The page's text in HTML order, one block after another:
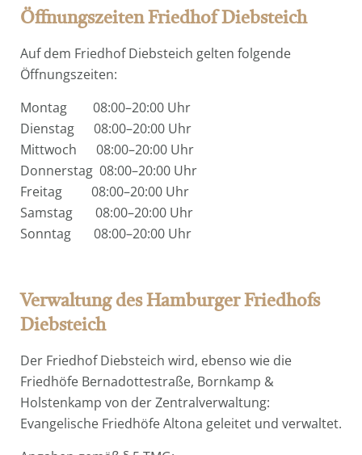
Öffnungszeiten Friedhof Diebsteich
Auf dem Friedhof Diebsteich gelten folgende
Öffnungszeiten:
Montag 08:00–20:00 Uhr
Dienstag 08:00–20:00 Uhr
Mittwoch 08:00–20:00 Uhr
Donnerstag 08:00–20:00 Uhr
Freitag 08:00–20:00 Uhr
Samstag 08:00–20:00 Uhr
Sonntag 08:00–20:00 Uhr
Verwaltung des Hamburger Friedhofs
Diebsteich
Der Friedhof Diebsteich wird, ebenso wie die
Friedhöfe Bernadottestraße, Bornkamp &
Holstenkamp von der Zentralverwaltung:
Evangelische Friedhöfe Altona geleitet und verwaltet.